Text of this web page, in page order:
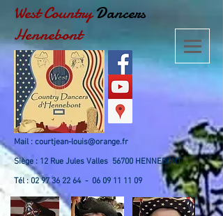
West Country Dancers
Hennebont
Mail : courtjean-louis@orange.fr
Siège : 12 Rue Jules Valles 56700 HENNEBONT
Tél :02 97 36 22 64- 06 09 11 11 09